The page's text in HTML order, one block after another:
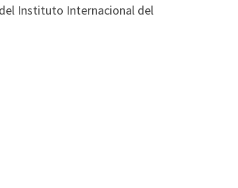
Instituto Internacional del